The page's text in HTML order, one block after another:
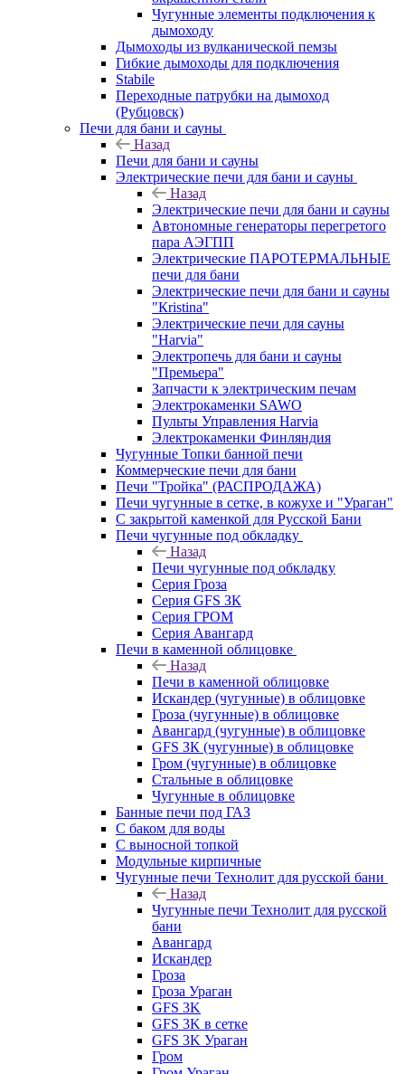
Чугунные элементы подключения к
дымоходу
Дымоходы из вулканической пемзы
Гибкие дымоходы для подключения
Stabile
Переходные патрубки на дымоход
(Рубцовск)
Печи для бани и сауны
Назад
Печи для бани и сауны
Электрические печи для бани и сауны
Назад
Электрические печи для бани и сауны
Автономные генераторы перегретого
пара АЭГПП
Электрические ПАРОТЕРМАЛЬНЫЕ
печи для бани
Электрические печи для бани и сауны
"Кristina"
Электрические печи для сауны
"Harvia"
Электропечь для бани и сауны
"Премьера"
Запчасти к электрическим печам
Электрокаменки SAWO
Пульты Управления Harvia
Электрокаменки Финляндия
Чугунные Топки банной печи
Коммерческие печи для бани
Печи "Тройка" (РАСПРОДАЖА)
Печи чугунные в сетке, в кожухе и "Ураган"
С закрытой каменкой для Русской Бани
Печи чугунные под обкладку
Назад
Печи чугунные под обкладку
Серия Гроза
Серия GFS ЗК
Серия ГРОМ
Серия Авангард
Печи в каменной облицовке
Назад
Печи в каменной облицовке
Искандер (чугунные) в облицовке
Гроза (чугунные) в облицовке
Авангард (чугунные) в облицовке
GFS ЗК (чугунные) в облицовке
Гром (чугунные) в облицовке
Стальные в облицовке
Чугунные в облицовке
Банные печи под ГАЗ
С баком для воды
С выносной топкой
Модульные кирпичные
Чугунные печи Технолит для русской бани
Назад
Чугунные печи Технолит для русской
бани
Авангард
Искандер
Гроза
Гроза Ураган
GFS 3K
GFS 3K в сетке
GFS 3K Ураган
Гром